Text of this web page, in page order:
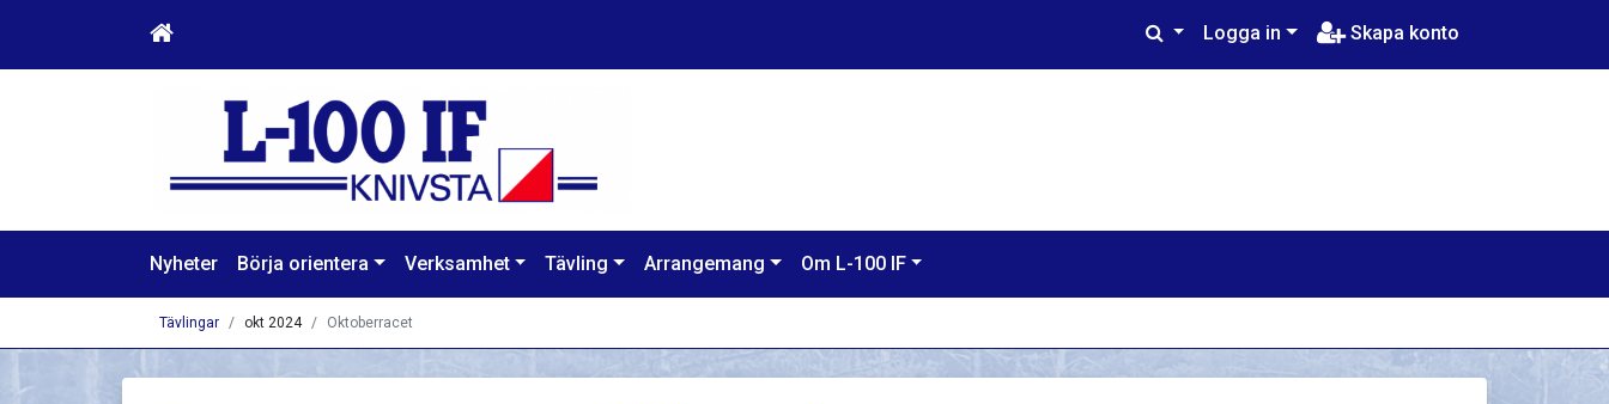
Logga in Skapa konto
Nyheter Börja orientera Verksamhet Tävling Arrangemang Om L-100 IF
Tävlingar okt 2024 Oktoberracet